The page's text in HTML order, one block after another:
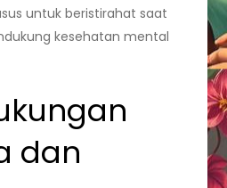
untuk beristirahat saat
kesehatan mental
dan